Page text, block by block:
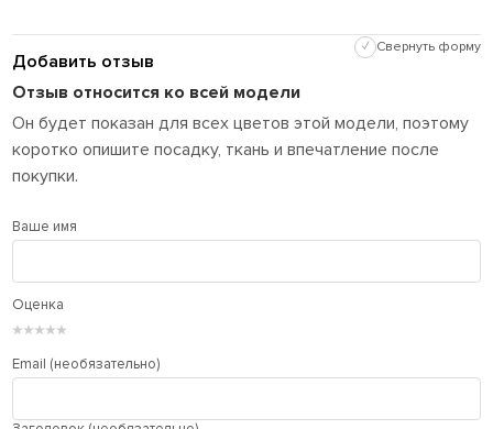
Добавить отзыв
✓ Свернуть форму
Отзыв относится ко всей модели
Он будет показан для всех цветов этой модели, поэтому
коротко опишите посадку, ткань и впечатление после
покупки.
Ваше имя
Оценка
★
★
★
★
★
Email (необязательно)